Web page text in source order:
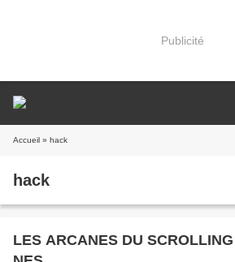
Publicité
Accueil » hack
hack
LES ARCANES DU